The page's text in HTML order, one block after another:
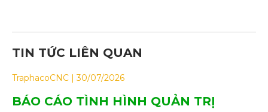
TIN TỨC LIÊN QUAN
BÁO CÁO TÌNH HÌNH QUẢN TRỊ
TraphacoCNC 30/07/2026